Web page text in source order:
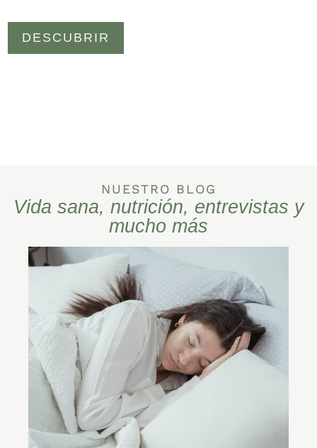
DESCUBRIR
NUESTRO BLOG
Vida sana, nutrición, entrevistas y
mucho más